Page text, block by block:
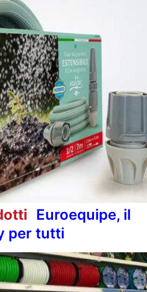
Euroequipe, il
per tutti